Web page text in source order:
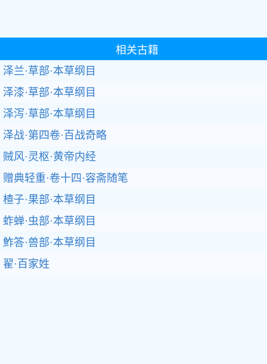
相关古籍
泽兰·草部·本草纲目
泽漆·草部·本草纲目
泽泻·草部·本草纲目
泽战·第四卷·百战奇略
贼风·灵枢·黄帝内经
赠典轻重·卷十四·容斋随笔
楂子·果部·本草纲目
蚱蝉·虫部·本草纲目
鮓答·兽部·本草纲目
翟·百家姓